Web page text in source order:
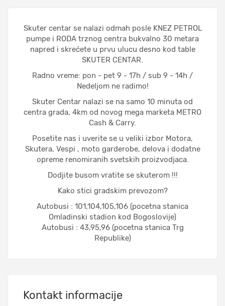
Skuter centar se nalazi odmah posle KNEZ PETROL
pumpe i RODA trznog centra bukvalno 30 metara
napred i skrećete u prvu ulucu desno kod table
SKUTER CENTAR.
Radno vreme: pon - pet 9 - 17h / sub 9 - 14h /
Nedeljom ne radimo!
Skuter Centar nalazi se na samo 10 minuta od
centra grada, 4km od novog mega marketa METRO
Cash & Carry.
Posetite nas i uverite se u veliki izbor Motora,
Skutera, Vespi , moto garderobe, delova i dodatne
opreme renomiranih svetskih proizvodjaca.
Dodjite busom vratite se skuterom !!!
Kako stici gradskim prevozom?
Autobusi : 101,104,105,106 (pocetna stanica
Omladinski stadion kod Bogoslovije)
Autobusi : 43,95,96 (pocetna stanica Trg
Republike)
Kontakt informacije